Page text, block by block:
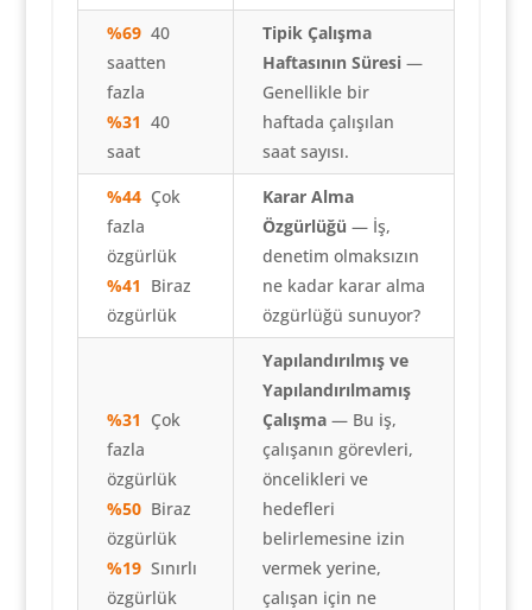
%6940
saatten
fazla
%31 40
saat
Tipik Çalışma
Haftasının Süresi—
Genellikle bir
haftada çalışılan
saat sayısı.
%44Çok
fazla
özgürlük
%41 Biraz
özgürlük
Karar Alma
Özgürlüğü — İş,
denetim olmaksızın
ne kadar karar alma
özgürlüğü sunuyor?
%31 Çok
fazla
özgürlük
%50Biraz
özgürlük
%19 Sınırlı
özgürlük
Yapılandırılmış ve
Yapılandırılmamış
Çalışma— Bu iş,
çalışanın görevleri,
öncelikleri ve
hedefleri
belirlemesine izin
vermek yerine,
çalışan için ne